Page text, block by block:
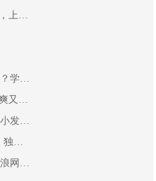
奥田蒸箱集成灶A3Z超值新品，上市首
为什么肉丝下锅时很容易粘锅？学会这些
最近校园流行“氧气马尾”，清爽又显高
官宣怀孕后，唐嫣首晒照，别小发卡少女
中瑞鼎盛融资租赁-恒盈汽车：独家新方
云浪网络推广效果怎么样？云浪网络推广